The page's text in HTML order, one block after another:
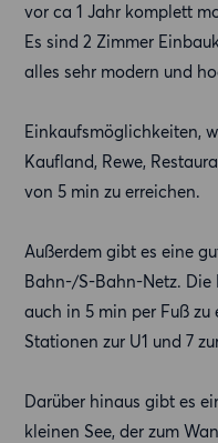
vor ca 1 Jahr komplett
Es sind 2 Zimmer
alles sehr modern und
Einkaufsmöglichkeiten,
Kaufland, Rewe,
von 5 min zu erreichen.
Außerdem gibt es eine
Bahn-/S-Bahn-Netz.
auch in 5 min per Fuß
Stationen zur U1 und 7
Darüber hinaus gibt es
kleinen See, der zum